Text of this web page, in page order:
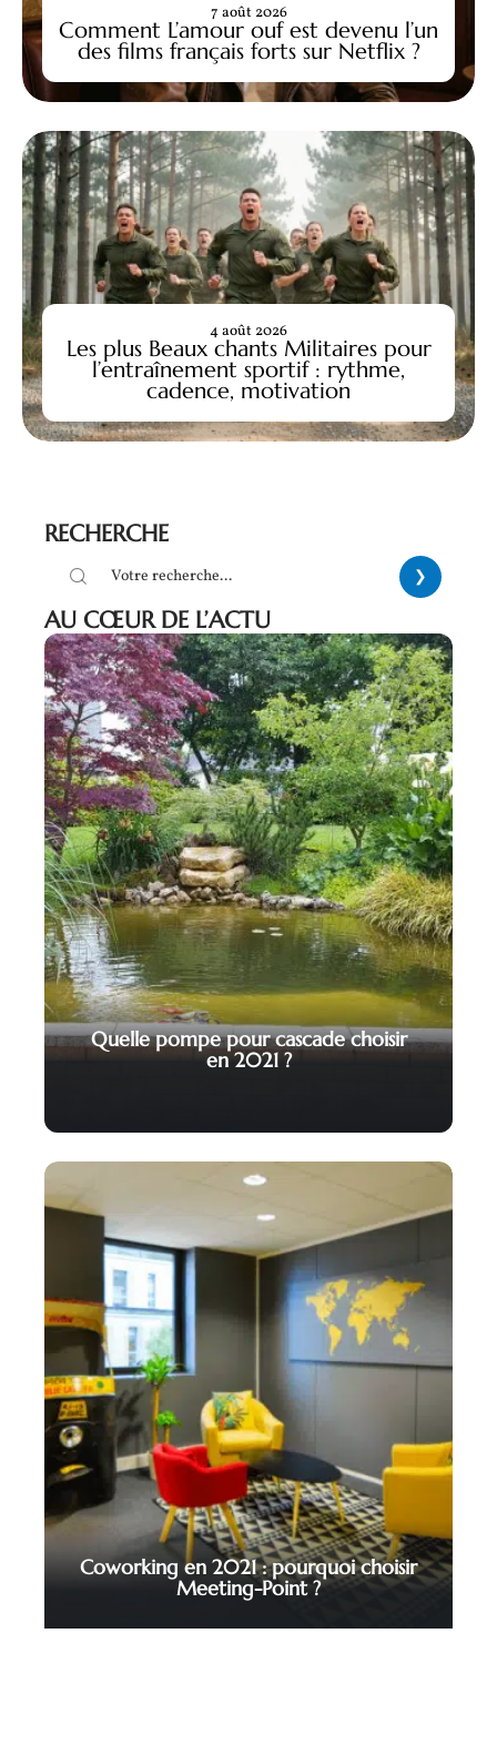
Comment L’amour ouf est devenu l’un
des films français forts sur Netflix ?
7 août 2026
Les plus Beaux chants Militaires pour
l’entraînement sportif : rythme,
cadence, motivation
4 août 2026
RECHERCHE
AU CŒUR DE L’ACTU
Quelle pompe pour cascade choisir
en 2021 ?
Coworking en 2021 : pourquoi choisir
Meeting-Point ?